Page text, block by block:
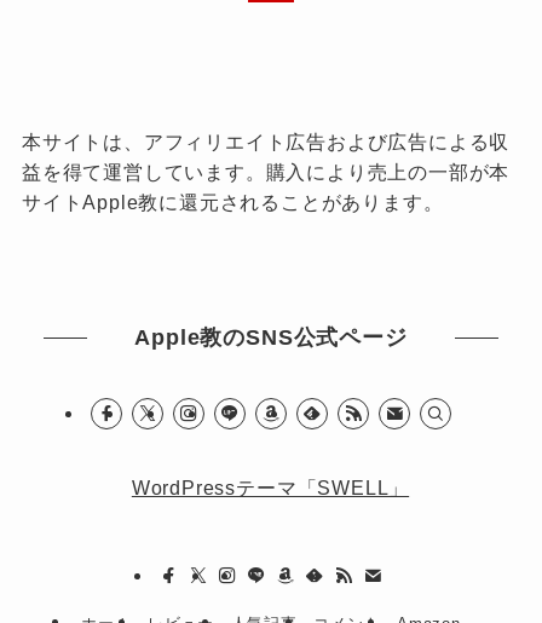
本サイトは、アフィリエイト広告および広告による収
益を得て運営しています。購入により売上の一部が本
サイトApple教に還元されることがあります。
Apple教のSNS公式ページ
WordPressテーマ「SWELL」